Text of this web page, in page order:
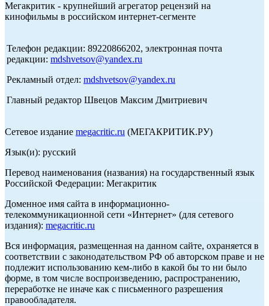
Мегакритик - крупнейший агрегатор рецензий на
кинофильмы в российском интернет-сегменте
Телефон редакции: 89220866202, электронная почта
редакции: mdshvetsov@yandex.ru
Рекламный отдел: mdshvetsov@yandex.ru
Главный редактор Швецов Максим Дмитриевич
Сетевое издание megacritic.ru (МЕГАКРИТИК.РУ)
Язык(и): русский
Перевод наименования (названия) на государственный язык
Российской Федерации: Мегакритик
Доменное имя сайта в информационно-
телекоммуникационной сети «Интернет» (для сетевого
издания): megacritic.ru
Вся информация, размещенная на данном сайте, охраняется в
соответствии с законодательством РФ об авторском праве и не
подлежит использованию кем-либо в какой бы то ни было
форме, в том числе воспроизведению, распространению,
переработке не иначе как с письменного разрешения
правообладателя.